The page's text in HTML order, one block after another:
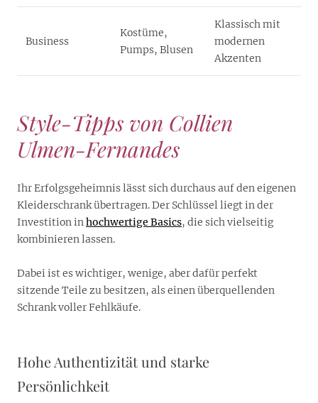
Business
Kostüme,
Pumps, Blusen
Klassisch mit
modernen
Akzenten
Style-Tipps von Collien
Ulmen-Fernandes
Ihr Erfolgsgeheimnis lässt sich durchaus auf den eigenen
Kleiderschrank übertragen. Der Schlüssel liegt in der
Investition inhochwertige Basics, die sich vielseitig
kombinieren lassen.
Dabei ist es wichtiger, wenige, aber dafür perfekt
sitzende Teile zu besitzen, als einen überquellenden
Schrank voller Fehlkäufe.
Hohe Authentizität und starke
Persönlichkeit